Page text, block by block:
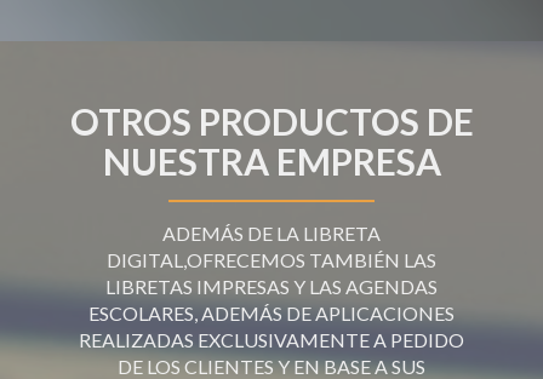
OTROS PRODUCTOS DE
NUESTRA EMPRESA
ADEMÁS DE LA LIBRETA
DIGITAL,OFRECEMOS TAMBIÉN LAS
LIBRETAS IMPRESAS Y LAS AGENDAS
ESCOLARES, ADEMÁS DE APLICACIONES
REALIZADAS EXCLUSIVAMENTE A PEDIDO
DE LOS CLIENTES Y EN BASE A SUS